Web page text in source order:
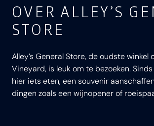
OVER ALLEY’S
STORE
Alley’s General Store, de oudste winkel
Vineyard, is leuk om te bezoeken.
hier iets eten, een souvenir
dingen zoals een wijnopener of